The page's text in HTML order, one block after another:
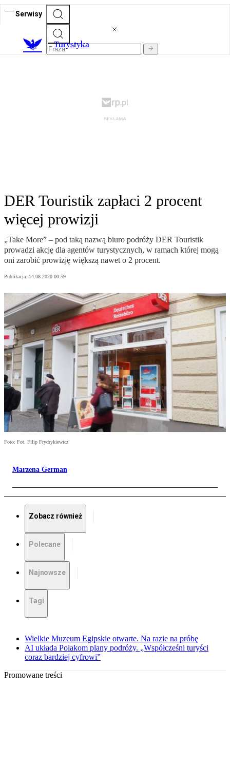
Serwisy
Turystyka
DER Touristik zapłaci 2 procent
więcej prowizji
„Take More” – pod taką nazwą biuro podróży DER Touristik
prowadzi akcję dla agentów turystycznych, w ramach której mogą
oni zarobić prowizję większą nawet o 2 procent.
Publikacja: 14.08.2020 00:59
Foto: Fot. Filip Frydrykiewicz
Marzena German
Zobacz również
Polecane
Najnowsze
Tagi
Wielkie Muzeum Egipskie otwarte. Na razie na próbę
AI układa Polakom plany podróży. „Współcześni turyści
coraz bardziej cyfrowi”
Promowane treści